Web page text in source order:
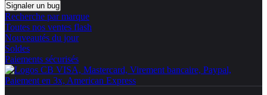
Signaler un bug
Recherche par marque
Toutes nos ventes flash
Nouveautés du jour
Soldes
Paiements sécurisés